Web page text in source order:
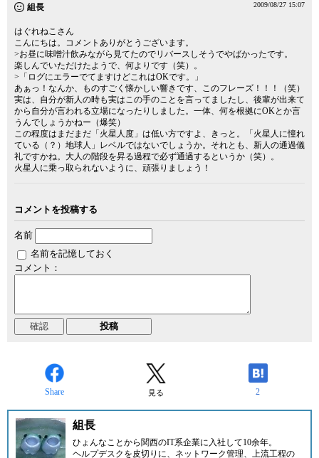
組長 2009/08/27 15:07
はぐれねこさん
こんにちは。コメントありがとうございます。
>お昼に味噌汁飲みながら見てたのでリバースしそうでやばかったです。
楽しんでいただけたようで、何よりです（笑）。
>「ログにエラーでてますけどこれはOKです。」
あぁっ！なんか、ものすごく懐かしい響きです、このフレーズ！！！（笑）
実は、自分が新人の時も実はこの手のことを言ってましたし、後輩が出来て
から自分が言われる立場になったりしました。一体、何を根拠にOKとか言
うんでしょうかねー（爆笑）
この程度はまだまだ「火星人度」は低い方ですよ、きっと。「火星人に憧れ
ている（？）地球人」レベルではないでしょうか。それとも、新人の通過儀
礼ですかね。大人の階段を昇る過程で必ず通過するというか（笑）。
火星人に乗っ取られないように、頑張りましょう！
コメントを投稿する
名前
名前を記憶しておく
コメント：
Share 見る 2
組長
ひょんなことから関西のIT系企業に入社して10余年。
ヘルプデスクを皮切りに、ネットワーク管理、上流工程の